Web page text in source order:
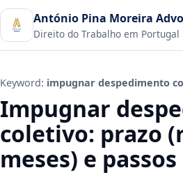
António Pina Moreira
Direito do Trabalho em Portugal
Keyword: impugnar despedimento
Impugnar
coletivo: prazo
meses) e